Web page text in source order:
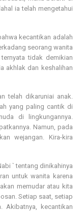
ia telah mengetahui
kecantikan adalah
seorang wanita
tidak demikian
akhlak dan keshalihan
telah dikaruniai anak.
yang paling cantik di
di lingkungannya.
Namun, pada
wejangan. Kira-kira
` tentang dinikahinya
untuk wanita karena
memudar atau kita
Setiap saat, setiap
Akibatnya, kecantikan